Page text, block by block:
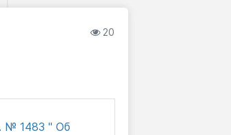
20
№ 1483 " Об